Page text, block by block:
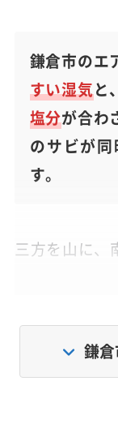
鎌倉市のエ
すい湿気と
塩分が合わ
のサビが
す。
三方を山に、
けにくく、湿
ジメジメし
鎌